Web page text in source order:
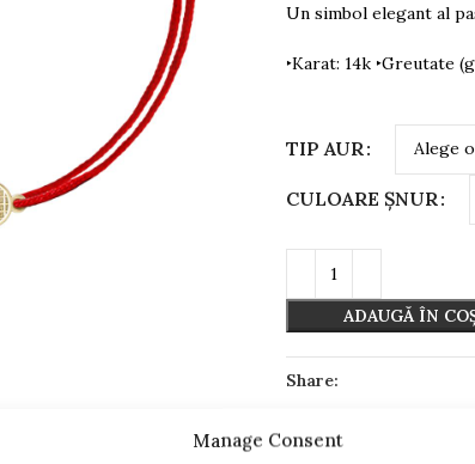
Manage Consent
Un simbol elegant al
‣Karat: 14k ‣Greutate
TIP AUR
CULOARE ȘNUR
ADAUGĂ ÎN
Share:
Pentru orice